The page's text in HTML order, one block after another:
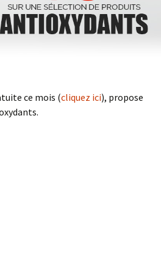
ce mois (cliquez ici), propose